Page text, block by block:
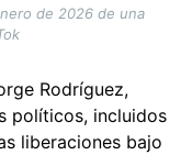
de 2026 de una
Rodríguez,
políticos, incluidos
liberaciones bajo